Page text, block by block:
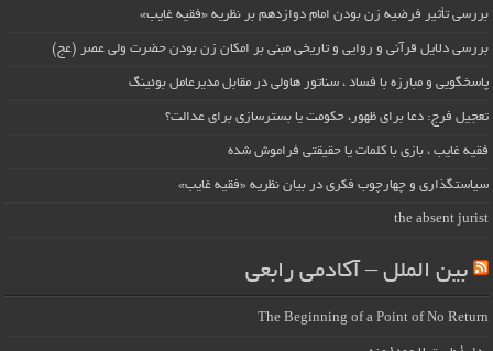
بررسی تأثیر فرضیه زن بودن امام دوازدهم بر نظریه «فقیه غایب»
بررسی دلایل قرآنی و روایی و تاریخی مبنی بر امکان زن بودن حضرت ولی عصر (عج)
پاسخگویی و مبارزه با فساد ، سناتور هاولی در مقابل مدیرعامل بوئینگ
تعجیل فرج: دعا برای ظهور، حکومت یا بسترسازی برای عدالت؟
فقیه غایب ، بازی با کلمات یا حقیقتی فراموش شده
سیاستگذاری و چهارچوب فکری در بیان نظریه «فقیه غایب»
the absent jurist
بین الملل – آکادمی رابعی
The Beginning of a Point of No Return